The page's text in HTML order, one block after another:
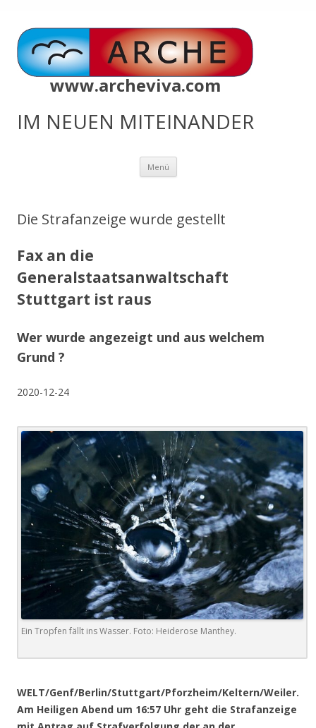
www.archeviva.com
IM NEUEN MITEINANDER
Menü Zum
springen
Die Strafanzeige wurde gestellt
Fax an die
Generalstaatsanwaltschaft
Stuttgart ist raus
Wer wurde angezeigt und aus welchem
Grund ?
2020-12-24
Ein Tropfen fällt ins Wasser. Foto: Heiderose Manthey.
WELT/Genf/Berlin/Stuttgart/Pforzheim/Keltern/Weiler.
Am Heiligen Abend um 16:57 Uhr geht die Strafanzeige